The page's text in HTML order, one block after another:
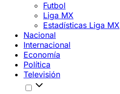
Futbol
Liga MX
Estadísticas Liga MX
Nacional
Internacional
Economía
Política
Televisión